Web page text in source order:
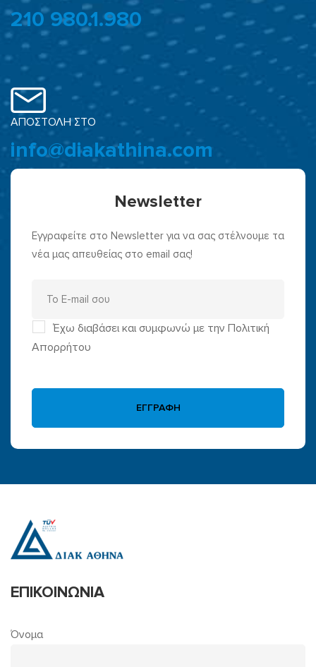
210 980.1.980
ΑΠΟΣΤΟΛΗ ΣΤΟ
info@diakathina.com
Newsletter
Εγγραφείτε στο Newsletter για να σας στέλνουμε τα
νέα μας απευθείας στο email σας!
Έχω διαβάσει και συμφωνώ με την Πολιτική
Απορρήτου
ΕΓΓΡΑΦΗ
ΕΠΙΚΟΙΝΩΝΙΑ
Όνομα